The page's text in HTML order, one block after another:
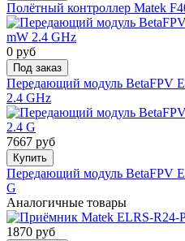
Полётный контроллер Matek
0 руб
Под заказ
Передающий модуль BetaFPV
2.4 GHz
7667 руб
Купить
Передающий модуль BetaFPV
G
Аналогичные товары
1870 руб